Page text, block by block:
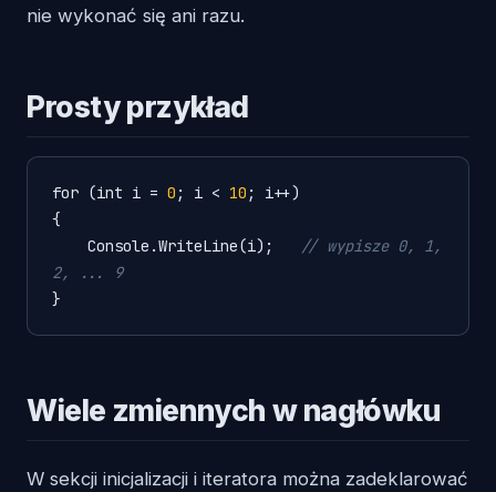
nie wykonać się ani razu.
Prosty przykład
for (int i = 0 ; i < 10 ; i++)
{
    Console
.WriteLine(i);
// wypisze 0, 1,
2, ... 9
}
Wiele zmiennych w nagłówku
W sekcji inicjalizacji i iteratora można zadeklarować